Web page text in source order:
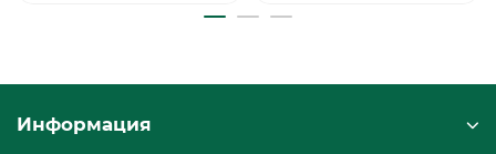
Информация